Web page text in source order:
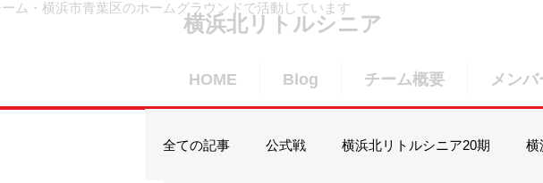
横浜北リトルシニア
ム・横浜市青葉区のホームグラウンドで活動しています
HOME Blog チーム概要 メン
全ての記事 公式戦 横浜北リトルシニア20期 横